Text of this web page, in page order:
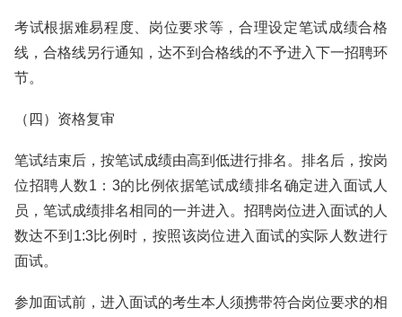
考试根据难易程度、岗位要求等，合理设定笔试成绩合格
线，合格线另行通知，达不到合格线的不予进入下一招聘环
节。
（四）资格复审
笔试结束后，按笔试成绩由高到低进行排名。排名后，按岗
位招聘人数1：3的比例依据笔试成绩排名确定进入面试人
员，笔试成绩排名相同的一并进入。招聘岗位进入面试的人
数达不到1:3比例时，按照该岗位进入面试的实际人数进行
面试。
参加面试前，进入面试的考生本人须携带符合岗位要求的相